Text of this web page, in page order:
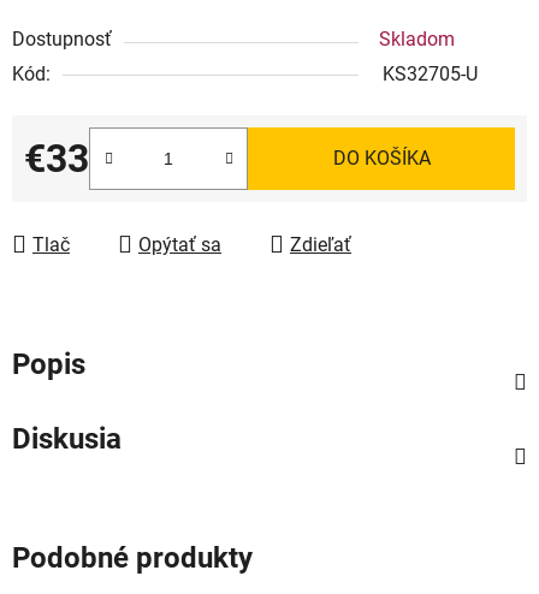
Dostupnosť
Skladom
Kód:
KS32705-U
€33
Jednotková cena:
DO KOŠÍKA
Tlač Opýtať sa Zdieľať
Popis
Diskusia
Podobné produkty